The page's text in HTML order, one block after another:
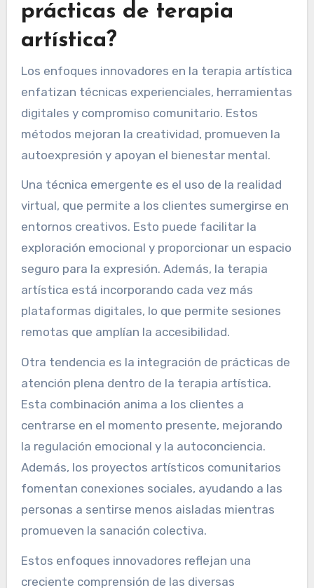
prácticas de terapia
artística?
Los enfoques innovadores en la terapia artística
enfatizan técnicas experienciales, herramientas
digitales y compromiso comunitario. Estos
métodos mejoran la creatividad, promueven la
autoexpresión y apoyan el bienestar mental.
Una técnica emergente es el uso de la realidad
virtual, que permite a los clientes sumergirse en
entornos creativos. Esto puede facilitar la
exploración emocional y proporcionar un espacio
seguro para la expresión. Además, la terapia
artística está incorporando cada vez más
plataformas digitales, lo que permite sesiones
remotas que amplían la accesibilidad.
Otra tendencia es la integración de prácticas de
atención plena dentro de la terapia artística.
Esta combinación anima a los clientes a
centrarse en el momento presente, mejorando
la regulación emocional y la autoconciencia.
Además, los proyectos artísticos comunitarios
fomentan conexiones sociales, ayudando a las
personas a sentirse menos aisladas mientras
promueven la sanación colectiva.
Estos enfoques innovadores reflejan una
creciente comprensión de las diversas